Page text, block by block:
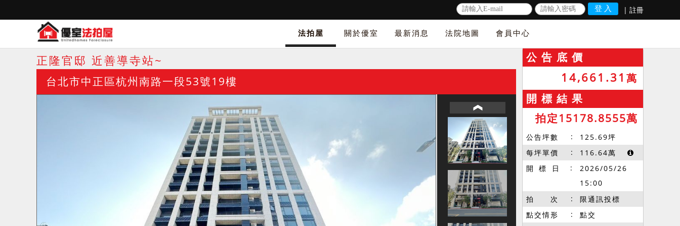
| 註冊
法拍屋 關於優室 最新消息 法院地圖 會員中心
正隆官邸 近善導寺站~
台北市中正區杭州南路一段53號19樓
公 告 底 價
14,661.31 萬
開 標 結 果
拍定15178.8555萬
公告坪數 125.69坪
每坪單價
116.64萬
開 標 日
2026/05/26
15:00
拍 次
限通訊投標
點交情形
點交